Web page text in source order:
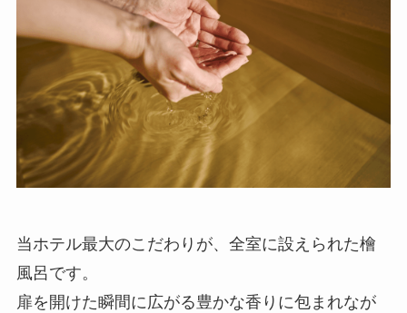
当ホテル最大のこだわりが、全室に設えられた檜
風呂です。
扉を開けた瞬間に広がる豊かな香りに包まれなが